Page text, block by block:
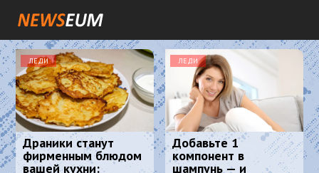
ЛЕДИ
Драники станут
фирменным блюдом
вашей кухни:
ЛЕДИ
Добавьте 1
компонент в
шампунь — и